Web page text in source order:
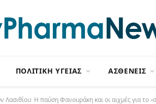
ΠΟΛΙΤΙΚΗ ΥΓΕΙΑΣ ΑΣΘΕΝΕΙΣ
Λασιθίου: Η παύση Φανουράκη και οι αιχμές για το